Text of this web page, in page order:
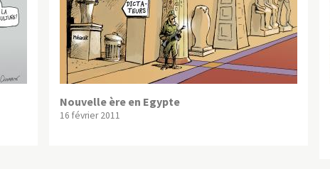
Nouvelle ère en Egypte
16 février 2011